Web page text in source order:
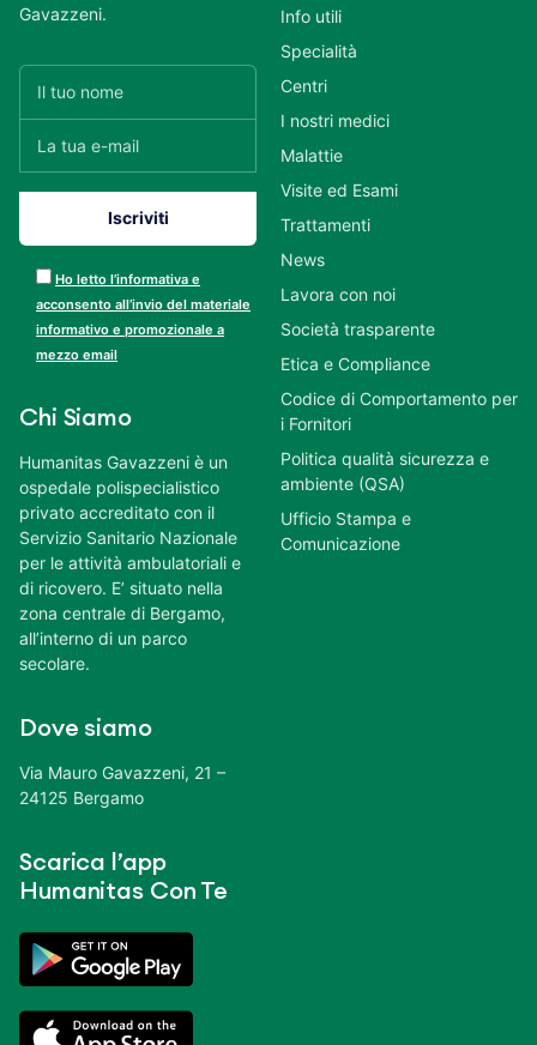
Gavazzeni.
Ho letto l’informativa e
acconsento all’invio del materiale
informativo e promozionale a
mezzo email
Chi Siamo
Humanitas Gavazzeni è un
ospedale polispecialistico
privato accreditato con il
Servizio Sanitario Nazionale
per le attività ambulatoriali e
di ricovero. E’ situato nella
zona centrale di Bergamo,
all’interno di un parco
secolare.
Dove siamo
Via Mauro Gavazzeni, 21 –
24125 Bergamo
Scarica l’app
Humanitas Con Te
Info utili
Specialità
Centri
I nostri medici
Malattie
Visite ed Esami
Trattamenti
News
Lavora con noi
Società trasparente
Etica e Compliance
Codice di Comportamento per
i Fornitori
Politica qualità sicurezza e
ambiente (QSA)
Ufficio Stampa e
Comunicazione